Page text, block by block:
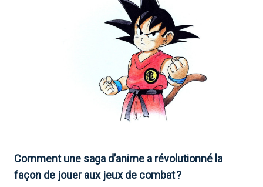
Comment une saga d’anime a révolutionné la
façon de jouer aux jeux de combat ?